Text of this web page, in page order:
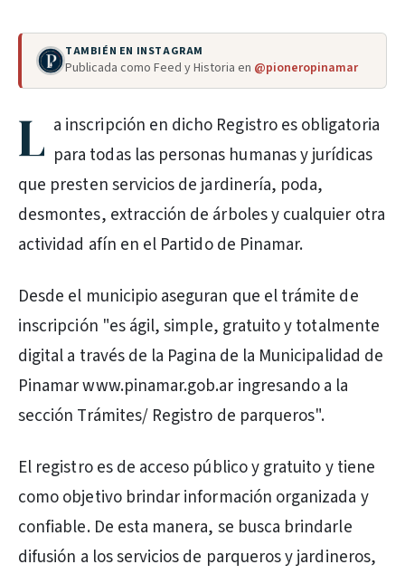
TAMBIÉN EN INSTAGRAM
Publicada como Feed y Historia en @pioneropinamar
L a inscripción en dicho Registro es obligatoria
para todas las personas humanas y jurídicas
que presten servicios de jardinería, poda,
desmontes, extracción de árboles y cualquier otra
actividad afín en el Partido de Pinamar.
Desde el municipio aseguran que el trámite de
inscripción "es ágil, simple, gratuito y totalmente
digital a través de la Pagina de la Municipalidad de
Pinamar www.pinamar.gob.ar ingresando a la
sección Trámites/ Registro de parqueros".
El registro es de acceso público y gratuito y tiene
como objetivo brindar información organizada y
confiable. De esta manera, se busca brindarle
difusión a los servicios de parqueros y jardineros,